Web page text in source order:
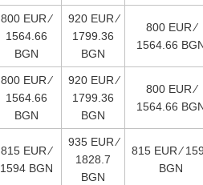
800 EUR ∕
1564.66
BGN
920 EUR ∕
1799.36
BGN
800 EUR ∕
1564.66
800 EUR ∕
1564.66
BGN
920 EUR ∕
1799.36
BGN
800 EUR ∕
1564.66
815 EUR ∕
1594 BGN
935 EUR ∕
1828.7
BGN
815 EUR ∕
BGN